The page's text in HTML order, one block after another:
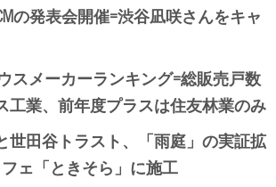
の発表会開催=渋谷凪咲さんをキャ
スメーカーランキング=総販売戸数
工業、前年度プラスは住友林業のみ
世田谷トラスト、「雨庭」の実証拡
ェ「ときそら」に施工